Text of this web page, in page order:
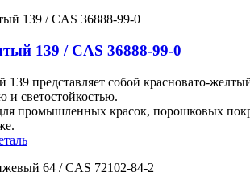
139 / CAS 36888-99-0
представляет собой красновато-
и светостойкостью.
промышленных красок, порошковых